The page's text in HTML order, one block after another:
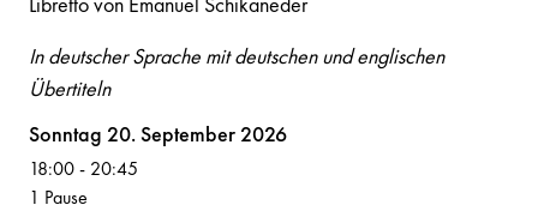
In deutscher Sprache mit deutschen und englischen
Übertiteln
Volksoper
Sonntag 20. September 2026
18:00- 20:45
1 Pause